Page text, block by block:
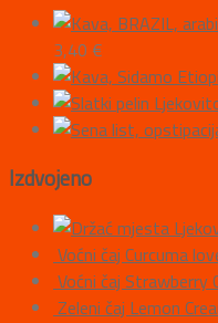
3,40 €
Izdvojeno
Voćni čaj Curcuma
Voćni čaj Strawberry
Zeleni čaj Lemon